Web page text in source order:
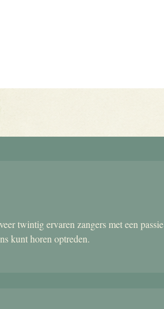
twintig ervaren zangers met een passie
kunt horen optreden.